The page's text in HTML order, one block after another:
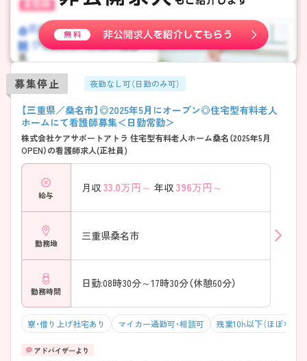
募集停止 夜勤なし可（日勤のみ可）
【三重県／桑名市】◎2025年5月にオープン◎住宅型有料老人
ホームにて看護師募集＜日勤常勤＞
株式会社ケアサポートアトラ 住宅型有料老人ホーム桑名（2025年5月
OPEN）の看護師求人(正社員)
給与
月収 33.0万円～ 年収 396万円～
勤務地
三重県桑名市
勤務時間
日勤:08時30分～17時30分（休憩60分）
寮・借り上げ社宅あり マイカー通勤可・相談可 残業10h以下（ほぼなし）